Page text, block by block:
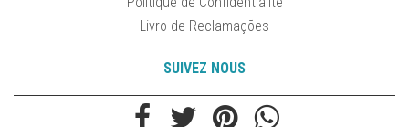
Livro de Reclamações
SUIVEZ NOUS